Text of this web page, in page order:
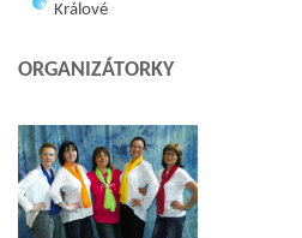
Králové
ORGANIZÁTORKY